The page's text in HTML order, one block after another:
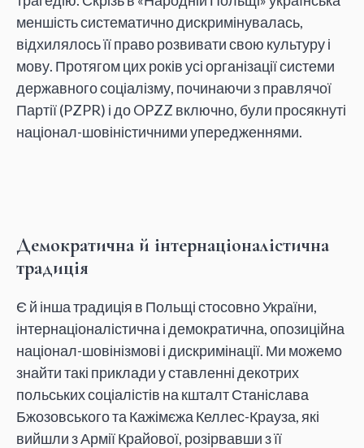
меншість систематично дискримінувалась,
відхилялось її право розвивати свою культуру і
мову. Протягом цих років усі організації системи
державного соціалізму, починаючи з правлячої
Партії (PZPR) і до OPZZ включно, були просякнуті
націонал-шовіністичними упередженнями.
Демократична й інтернаціоналістична
традиція
Є й інша традиція в Польщі стосовно України,
інтернаціоналістична і демократична, опозиційна
націонал-шовінізмові і дискримінації. Ми можемо
знайти такі приклади у ставленні декотрих
польських соціалістів на кшталт Станіслава
Бжозовського та Кажімєжа Келлес-Крауза, які
вийшли з Армії Крайової, розірвавши з її